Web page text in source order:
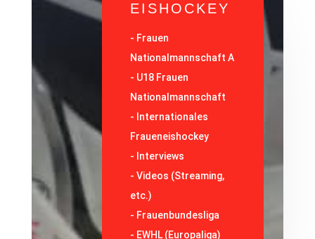
EISHOCKEY
- Frauen
Nationalmannschaft A
- U18 Frauen
Nationalmannschaft
- Internationales
Fraueneishockey
- Interviews
-Videos (Streaming,
etc.)
- Frauenbundesliga
- EWHL (Europaliga)